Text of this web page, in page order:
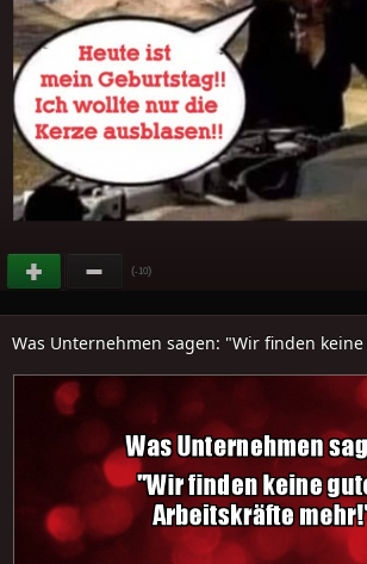
(-10)
Was Unternehmen sagen: "Wir finden